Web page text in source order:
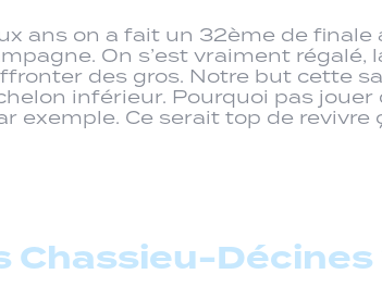
ans on a fait un 32ème de
On s’est vraiment
des gros. Notre but cette
inférieur. Pourquoi pas
exemple. Ce serait top de revivre
Chassieu-Décines